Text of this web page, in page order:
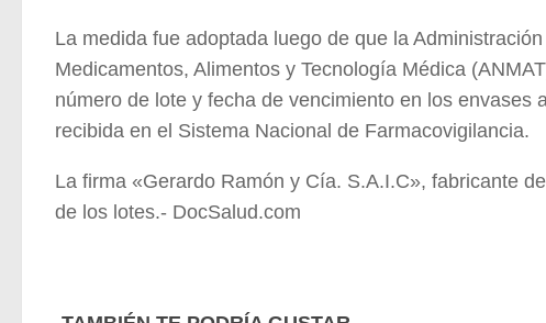
La medida fue adoptada luego de que la
Medicamentos, Alimentos y Tecnología Médica
número de lote y fecha de vencimiento en los envases
recibida en el Sistema Nacional de Farmacovigilancia.
La firma «Gerardo Ramón y Cía. S.A.I.C», fabricante
de los lotes.- DocSalud.com